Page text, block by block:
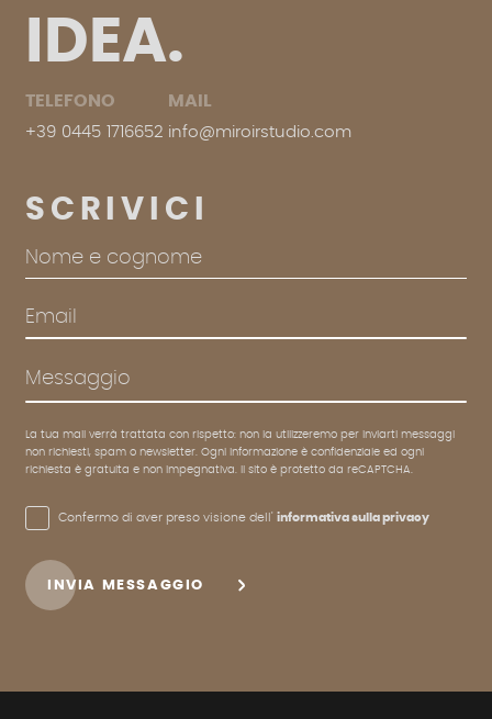
IDEA.
TELEFONO
+39 0445 1716652
MAIL
info@miroirstudio.com
SCRIVICI
Nome e cognome
Email
Messaggio
La tua mail verrà trattata con rispetto: non la utilizzeremo per inviarti messaggi
non richiesti, spam o newsletter. Ogni informazione è confidenziale ed ogni
richiesta è gratuita e non impegnativa. Il sito è protetto da reCAPTCHA.
Confermo di aver preso visione dell' informativa sulla privacy
INVIA MESSAGGIO